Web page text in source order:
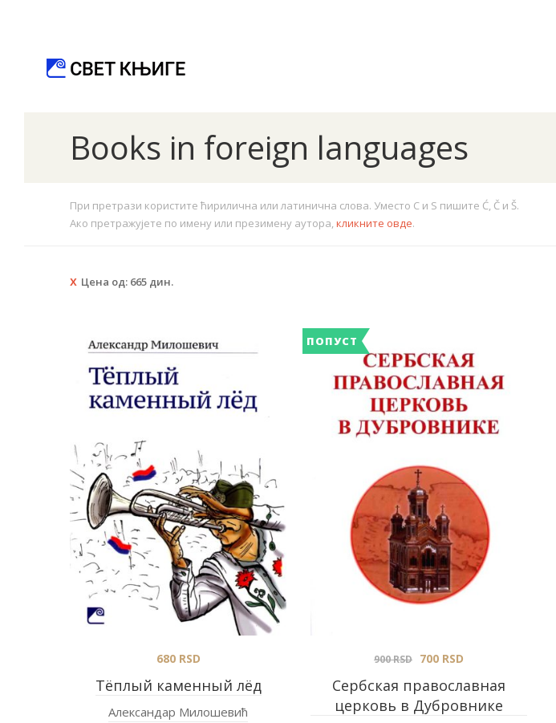
Books in foreign languages
При претрази користите ћирилична или латинична слова. Уместо C и S пишите Ć, Č и Š.
Ако претражујете по имену или презимену аутора,кликните овде.
Цена од: 665 дин.
Tёплый каменный лёд
680RSD
Александар Милошевић
ПОПУСТ
Сербская православная
церковь в Дубровнике
900RSD 700 RSD